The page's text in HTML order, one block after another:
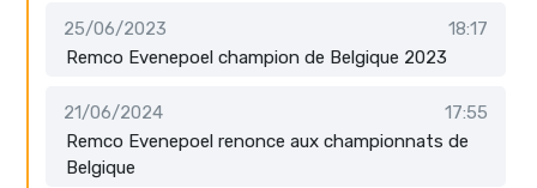
25/06/2023
18:17
Remco Evenepoel champion de Belgique 2023
21/06/2024
17:55
Remco Evenepoel renonce aux championnats de
Belgique